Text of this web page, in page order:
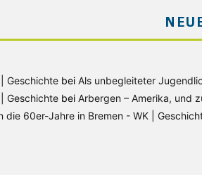
Geschichte bei Als unbegleiteter
Geschichte bei Arbergen – Amerika, und
die 60er-Jahre in Bremen - WK |